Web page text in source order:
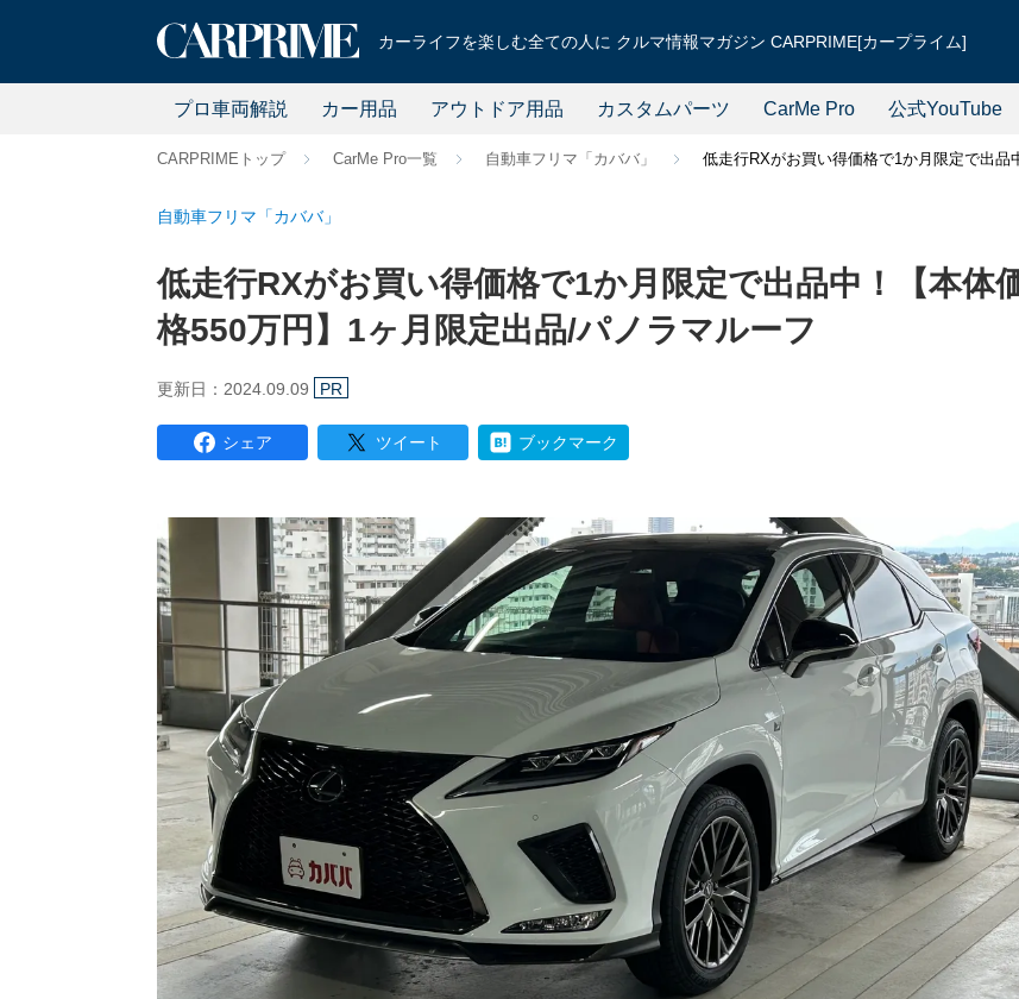
カーライフを楽しむ全ての人に クルマ情報マガジン CARPRIME[カープライム]
プロ車両解説 カー用品 アウトドア用品 カスタムパーツ CarMe Pro 公式YouTube
CARPRIMEトップ CarMe Pro一覧 自動車フリマ「カババ」 低走行RXがお買い得価格で1か月限定で出
自動車フリマ「カババ」
低走行RXがお買い得価格で1か月限定で出品中！【本体
格550万円】1ヶ月限定出品/パノラマルーフ
更新日：2024.09.09 PR
シェア ツイート ブックマーク